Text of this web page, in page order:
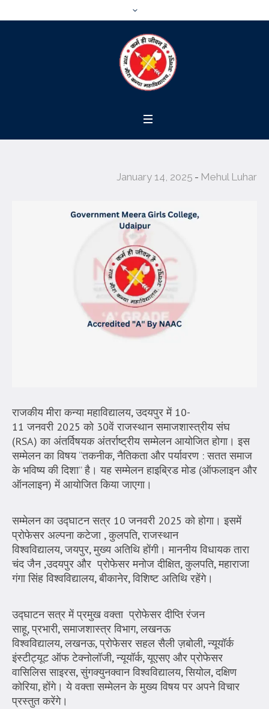
January 14, 2025 Mehul Luhar
राजकीय मीरा कन्या महाविद्यालय, उदयपुर में 10-
11 जनवरी 2025 को 30वें राजस्थान समाजशास्त्रीय संघ
(RSA) का अंतर्विषयक अंतर्राष्ट्रीय सम्मेलन आयोजित होगा। इस
सम्मेलन का विषय “तकनीक, नैतिकता और पर्यावरण : सतत समाज
के भविष्य की दिशा” है। यह सम्मेलन हाइब्रिड मोड (ऑफलाइन और
ऑनलाइन) में आयोजित किया जाएगा।
सम्मेलन का उद्घाटन सत्र 10 जनवरी 2025 को होगा। इसमें
प्रोफेसर अल्पना कटेजा , कुलपति, राजस्थान
विश्वविद्यालय, जयपुर, मुख्य अतिथि होंगी। माननीय विधायक तारा
चंद जैन ,उदयपुर और प्रोफेसर मनोज दीक्षित, कुलपति, महाराजा
गंगा सिंह विश्वविद्यालय, बीकानेर, विशिष्ट अतिथि रहेंगे।
उद्घाटन सत्र में प्रमुख वक्ता प्रोफेसर दीप्ति रंजन
साहू, प्रभारी, समाजशास्त्र विभाग, लखनऊ
विश्वविद्यालय, लखनऊ, प्रोफेसर सहल सैली ज़बोली, न्यूयॉर्क
इंस्टीट्यूट ऑफ टेक्नोलॉजी, न्यूयॉर्क, यूएसए और प्रोफेसर
वासिलिस साइरस, सुंगक्युनक्वान विश्वविद्यालय, सियोल, दक्षिण
कोरिया, होंगे। ये वक्ता सम्मेलन के मुख्य विषय पर अपने विचार
प्रस्तुत करेंगे।